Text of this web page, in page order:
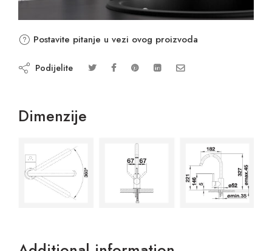
Postavite pitanje u vezi ovog proizvoda
Podijelite
Dimenzije